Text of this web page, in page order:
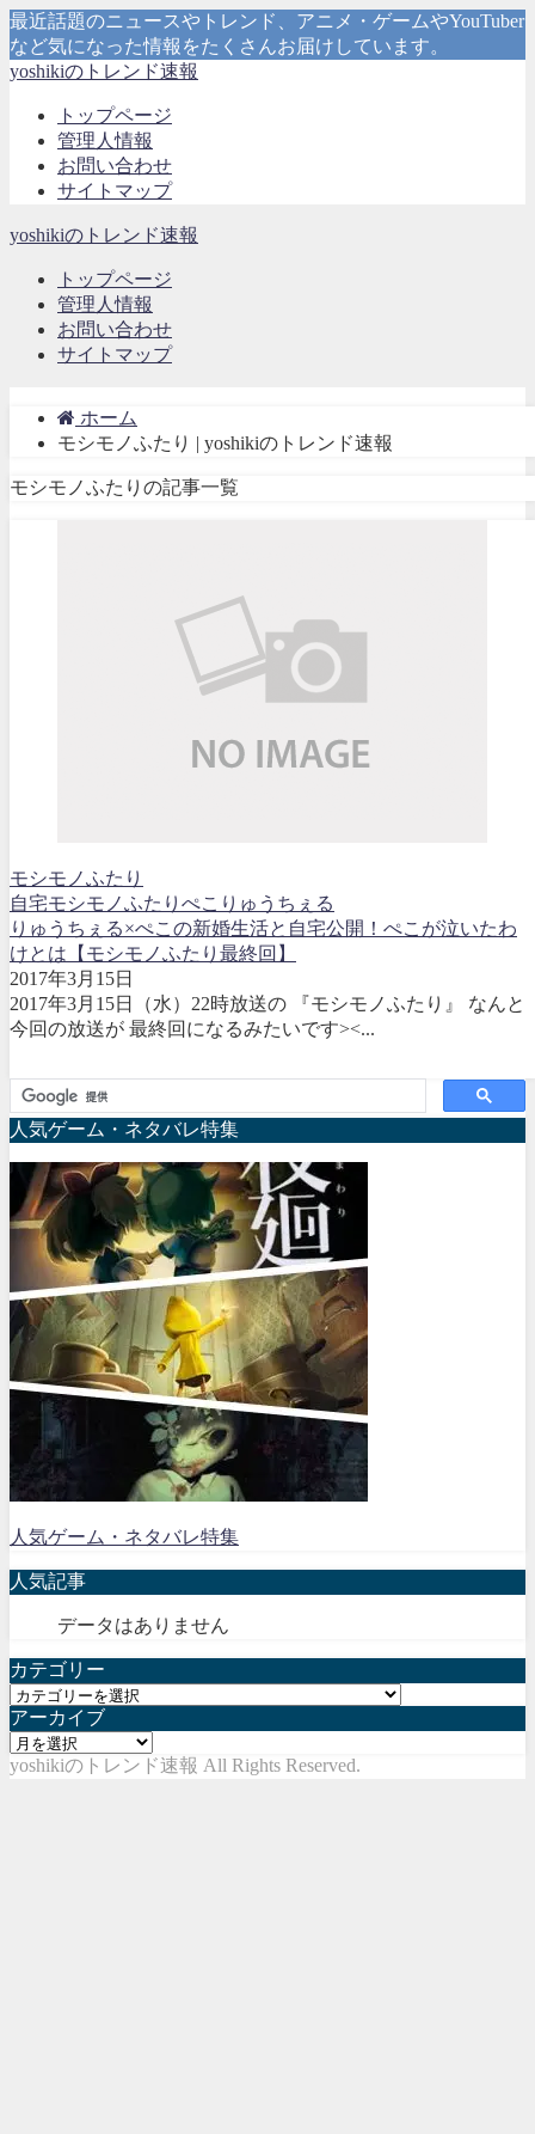
最近話題のニュースやトレンド、アニメ・ゲームやYouTuber
など気になった情報をたくさんお届けしています。
yoshikiのトレンド速報
トップページ
管理人情報
お問い合わせ
サイトマップ
yoshikiのトレンド速報
トップページ
管理人情報
お問い合わせ
サイトマップ
ホーム
モシモノふたり | yoshikiのトレンド速報
モシモノふたりの記事一覧
モシモノふたり
自宅モシモノふたり ぺこ りゅうちぇる
りゅうちぇる×ぺこの新婚生活と自宅公開！ぺこが泣いたわ
けとは【モシモノふたり最終回】
2017年3月15日
2017年3月15日（水）22時放送の 『モシモノふたり』 なんと
今回の放送が 最終回になるみたいです><...
人気ゲーム・ネタバレ特集
人気ゲーム・ネタバレ特集
人気記事
データはありません
カテゴリー
カ
テ
ゴ
リ
アーカイブ
ア
ー
yoshikiのトレンド速報 All Rights Reserved.